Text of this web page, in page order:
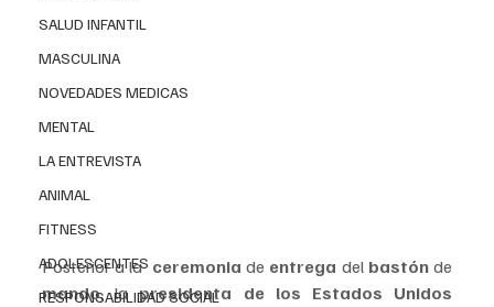
SALUD INFANTIL
MASCULINA
NOVEDADES MEDICAS
MENTAL
LA ENTREVISTA
ANIMAL
FITNESS
ADOLESCENTES
RESPONSABILIDAD SOCIAL
Posterior a la ceremonia de entrega del bastón
mando, la presidenta de los Estados Unidos